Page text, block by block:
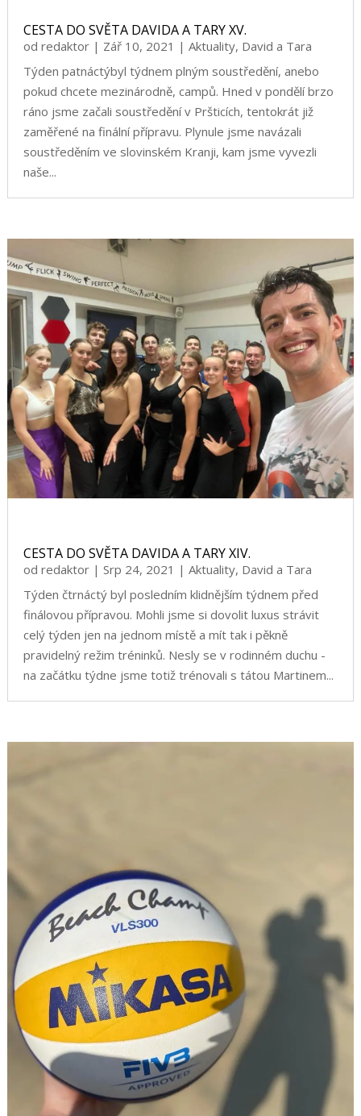
CESTA DO SVĚTA DAVIDA A TARY XV.
od redaktor| Zář 10, 2021 | Aktuality, David a Tara
Týden patnáctýbyl týdnem plným soustředění, anebo
pokud chcete mezinárodně, campů. Hned v pondělí brzo
ráno jsme začali soustředění v Pršticích, tentokrát již
zaměřené na finální přípravu. Plynule jsme navázali
soustředěním ve slovinském Kranji, kam jsme vyvezli
naše...
CESTA DO SVĚTA DAVIDA A TARY XIV.
od redaktor| Srp 24, 2021 | Aktuality, David a Tara
Týden čtrnáctý byl posledním klidnějším týdnem před
finálovou přípravou. Mohli jsme si dovolit luxus strávit
celý týden jen na jednom místě a mít tak i pěkně
pravidelný režim tréninků. Nesly se v rodinném duchu -
na začátku týdne jsme totiž trénovali s tátou Martinem...